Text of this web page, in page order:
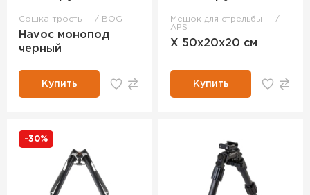
Сошка-трость BOG
Havoc монопод
черный
Купить
Мешок для стрельбы
APS
X 50х20х20 см
Купить
-30%